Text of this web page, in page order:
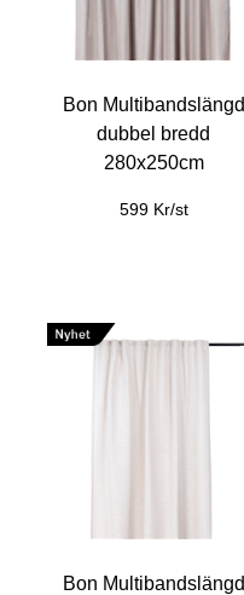
Bon Multibandslängd
dubbel bredd
280x250cm
599 Kr/st
Bon Multibandslängd